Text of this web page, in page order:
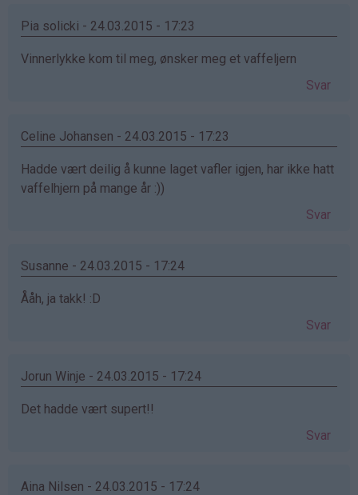
Pia solicki - 24.03.2015 - 17:23
Vinnerlykke kom til meg, ønsker meg et vaffeljern
Svar
Celine Johansen - 24.03.2015 - 17:23
Hadde vært deilig å kunne laget vafler igjen, har ikke hatt
vaffelhjern på mange år :))
Svar
Susanne - 24.03.2015 - 17:24
Ååh, ja takk! :D
Svar
Jorun Winje - 24.03.2015 - 17:24
Det hadde vært supert!!
Svar
Aina Nilsen - 24.03.2015 - 17:24